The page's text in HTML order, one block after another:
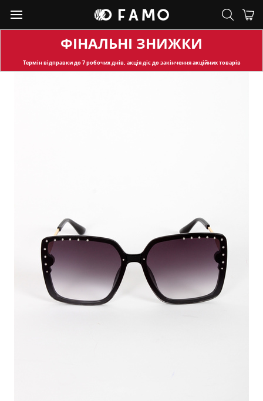
ФІНАЛЬНІ ЗНИЖКИ
Термін відправкидо 7 робочих днів, акція діє до закінчення акційних товарів